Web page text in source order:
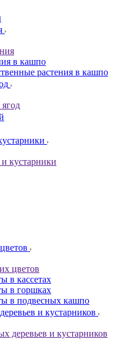
в кашпо
растения в кашпо
кустарники
цветов
в кассетах
в горшках
в подвесных кашпо
и кустарников
деревьев и кустарников